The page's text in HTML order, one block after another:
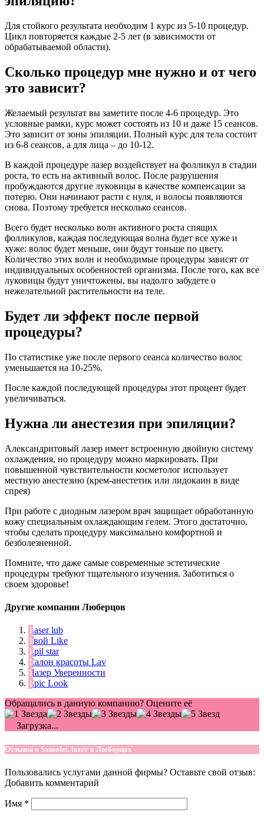
Для стойкого результата необходим 1 курс из 5-10 процедур.
Цикл повторяется каждые 2-5 лет (в зависимости от
обрабатываемой области).
Сколько процедур мне нужно и от чего
это зависит?
Желаемый результат вы заметите после 4-6 процедур. Это
условные рамки, курс может состоять из 10 и даже 15 сеансов.
Это зависит от зоны эпиляции. Полный курс для тела состоит
из 6-8 сеансов, а для лица – до 10-12.
В каждой процедуре лазер воздействует на фолликул в стадии
роста, то есть на активный волос. После разрушения
пробуждаются другие луковицы в качестве компенсации за
потерю. Они начинают расти с нуля, и волосы появляются
снова. Поэтому требуется несколько сеансов.
Всего будет несколько волн активного роста спящих
фолликулов, каждая последующая волна будет все хуже и
хуже: волос будет меньше, они будут тоньше по цвету.
Количество этих волн и необходимые процедуры зависят от
индивидуальных особенностей организма. После того, как все
луковицы будут уничтожены, вы надолго забудете о
нежелательной растительности на теле.
Будет ли эффект после первой
процедуры?
По статистике уже после первого сеанса количество волос
уменьшается на 10-25%.
После каждой последующей процедуры этот процент будет
увеличиваться.
Нужна ли анестезия при эпиляции?
Александритовый лазер имеет встроенную двойную систему
охлаждения, но процедуру можно маркировать. При
повышенной чувствительности косметолог использует
местную анестезию (крем-анестетик или лидокаин в виде
спрея)
При работе с диодным лазером врач защищает обработанную
кожу специальным охлаждающим гелем. Этого достаточно,
чтобы сделать процедуру максимально комфортной и
безболезненной.
Помните, что даже самые современные эстетические
процедуры требуют тщательного изучения. Заботиться о
своем здоровье!
Другие компании Люберцов
Laser lub
Твой Like
Epil star
Салон красоты Lav
Лазер Уверенности
Epic Look
Обращались в данную компанию? Оцените её
Загрузка...
Отзывы о Samolet. lazer в Люберцах
Пользовались услугами данной фирмы? Оставьте свой отзыв:
Добавить комментарий
Имя *